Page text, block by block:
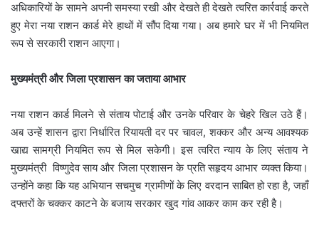
अधिकारियों के सामने अपनी समस्या रखी और देखते ही देखते त्वरित कार्रवाई करते
हुए मेरा नया राशन कार्ड मेरे हाथों में सौंप दिया गया। अब हमारे घर में भी नियमित
रूप से सरकारी राशन आएगा।
​मुख्यमंत्री और जिला प्रशासन का जताया आभार
​नया राशन कार्ड मिलने से संताय पोटाई और उनके परिवार के चेहरे खिल उठे हैं।
अब उन्हें शासन द्वारा निर्धारित रियायती दर पर चावल, शक्कर और अन्य आवश्यक
खाद्य सामग्री नियमित रूप से मिल सकेगी। इस त्वरित न्याय के लिए संताय ने
मुख्यमंत्री विष्णुदेव साय और जिला प्रशासन के प्रति सहृदय आभार व्यक्त किया।
उन्होंने कहा कि यह अभियान सचमुच ग्रामीणों के लिए वरदान साबित हो रहा है, जहाँ
दफ्तरों के चक्कर काटने के बजाय सरकार खुद गांव आकर काम कर रही है।